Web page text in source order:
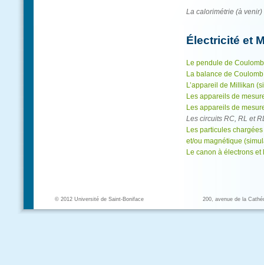
La calorimétrie (à venir)
Électricité et
Le pendule de
La balance de Coulomb
L’appareil de Millikan
Les appareils de
Les appareils de
Les circuits RC, RL et
Les particules
et/ou magnétique
Le canon à électrons et
© 2012 Université de Saint-Boniface 200, avenue de la